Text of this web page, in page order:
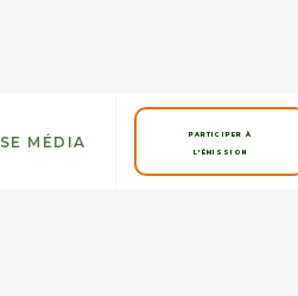
MÉDIA PARTICIPER À
L'ÉMISSION